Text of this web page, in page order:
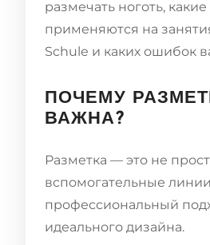
размечать ноготь,
применяются на
Schule и каких ошибок
ПОЧЕМУ
ВАЖНА?
Разметка — это не
вспомогательные
профессиональный
идеального дизайна.